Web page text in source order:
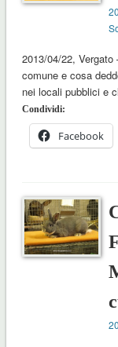
2013/04/22,
comune e cosa
nei locali pubblici e
Condividi:
Facebook